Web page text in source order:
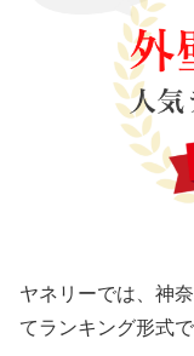
ヤネリーでは、神
てランキング形式